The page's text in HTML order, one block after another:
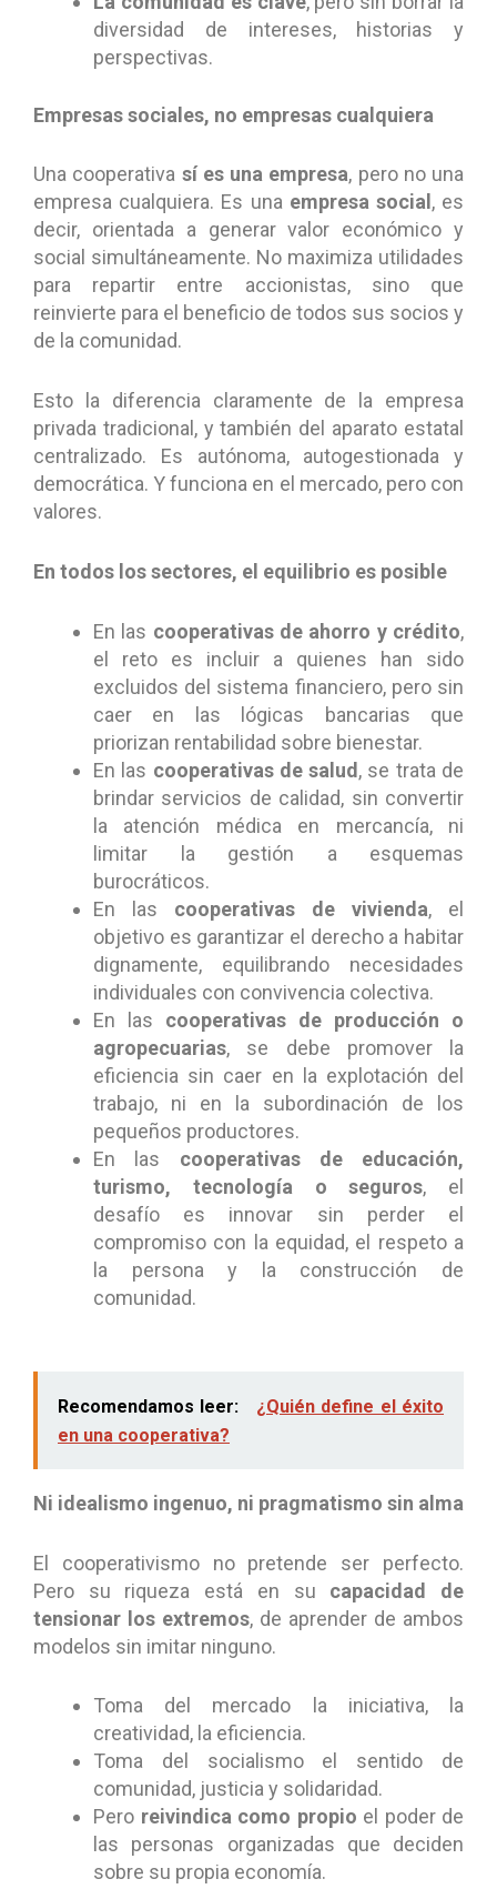
diversidad de intereses, historias y
perspectivas.
Empresas sociales, no empresas cualquiera
Una cooperativa sí es una empresa, pero no una
empresa cualquiera. Es una empresa social , es
decir, orientada a generar valor económico y
social simultáneamente. No maximiza utilidades
para repartir entre accionistas, sino que
reinvierte para el beneficio de todos sus socios y
de la comunidad.
Esto la diferencia claramente de la empresa
privada tradicional, y también del aparato estatal
centralizado. Es autónoma, autogestionada y
democrática. Y funciona en el mercado, pero con
valores.
En todos los sectores, el equilibrio es posible
En las cooperativas de ahorro y crédito,
el reto es incluir a quienes han sido
excluidos del sistema financiero, pero sin
caer en las lógicas bancarias que
priorizan rentabilidad sobre bienestar.
En las cooperativas de salud, se trata de
brindar servicios de calidad, sin convertir
la atención médica en mercancía, ni
limitar la gestión a esquemas
burocráticos.
En las cooperativas de vivienda, el
objetivo es garantizar el derecho a habitar
dignamente, equilibrando necesidades
individuales con convivencia colectiva.
En las cooperativas de producción o
agropecuarias, se debe promover la
eficiencia sin caer en la explotación del
trabajo, ni en la subordinación de los
pequeños productores.
En las cooperativas de educación,
turismo, tecnología o seguros, el
desafío es innovar sin perder el
compromiso con la equidad, el respeto a
la persona y la construcción de
comunidad.
Recomendamos leer:
¿Quién define el éxito
en una cooperativa?
Ni idealismo ingenuo, ni pragmatismo sin alma
El cooperativismo no pretende ser perfecto.
Pero su riqueza está en su capacidad de
tensionar los extremos, de aprender de ambos
modelos sin imitar ninguno.
Toma del mercado la iniciativa, la
creatividad, la eficiencia.
Toma del socialismo el sentido de
comunidad, justicia y solidaridad.
Pero reivindica como propio el poder de
las personas organizadas que deciden
sobre su propia economía.